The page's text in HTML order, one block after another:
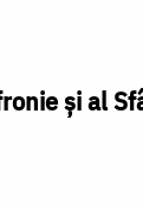
şi al